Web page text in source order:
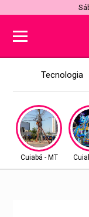
Tecnologia
Cuiabá - MT